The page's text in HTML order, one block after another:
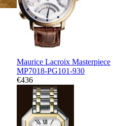
Maurice Lacroix Masterpiece
MP7018-PG101-930
€436